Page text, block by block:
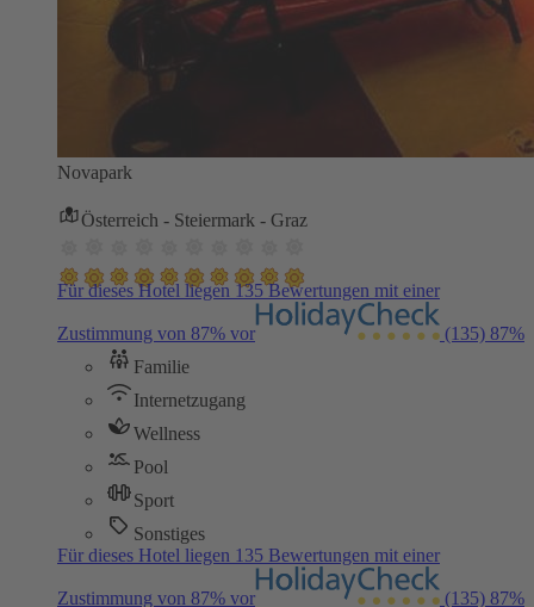
Novapark
Österreich - Steiermark - Graz
Für dieses Hotel liegen 135 Bewertungen mit einer
Zustimmung von 87% vor (135) 87%
Familie
Internetzugang
Wellness
Pool
Sport
Sonstiges
Für dieses Hotel liegen 135 Bewertungen mit einer
Zustimmung von 87% vor (135) 87%